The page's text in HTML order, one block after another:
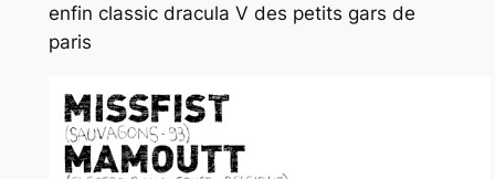
enfin classic dracula V des petits gars de
paris